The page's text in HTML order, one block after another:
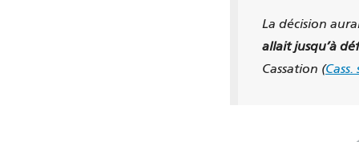
La décision
allait jusqu’à
Cassation (